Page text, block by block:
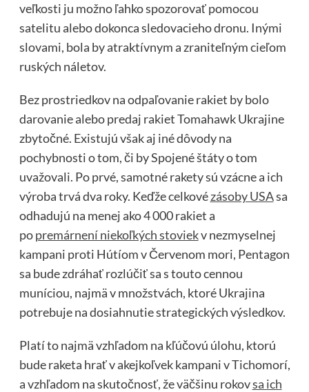
veľkosti ju možno ľahko spozorovať pomocou
satelitu alebo dokonca sledovacieho dronu. Inými
slovami, bola by atraktívnym a zraniteľným cieľom
ruských náletov.
Bez prostriedkov na odpaľovanie rakiet by bolo
darovanie alebo predaj rakiet Tomahawk Ukrajine
zbytočné. Existujú však aj iné dôvody na
pochybnosti o tom, či by Spojené štáty o tom
uvažovali. Po prvé, samotné rakety sú vzácne a ich
výroba trvá dva roky. Keďže celkovézásoby USAsa
odhadujú na menej ako 4 000 rakiet a
popremárnení niekoľkých stoviekv nezmyselnej
kampani proti Hútíom v Červenom mori, Pentagon
sa bude zdráhať rozlúčiť sa s touto cennou
muníciou, najmä v množstvách, ktoré Ukrajina
potrebuje na dosiahnutie strategických výsledkov.
Platí to najmä vzhľadom na kľúčovú úlohu, ktorú
bude raketa hrať v akejkoľvek kampani v Tichomorí,
a vzhľadom na skutočnosť, že väčšinu rokovsa ich